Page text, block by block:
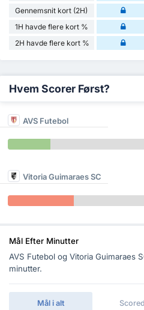
Gennemsnit kort (2H)
1H havde flere kort %
2H havde flere kort %
Hvem Scorer Først?
AVS Futebol
Vitoria Guimaraes SC
Mål Efter Minutter
AVS Futebol og Vitoria Guimaraes
minutter.
Mål i alt